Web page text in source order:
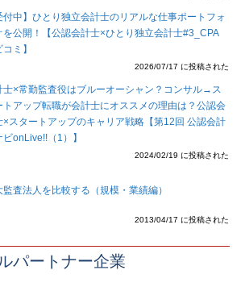
付中】ひとり独立会計士のリアルな仕事ポートフォ
を公開！【公認会計士×ひとり独立会計士#3_CPA
ミ】
2026/07/17 に投稿された
士×常勤監査役はブルーオーシャン？コンサル→ス
トアップ転職が会計士にオススメの理由は？公認会
×スタートアップのキャリア戦略【第12回 公認会計
ビonLive!!（1）】
2024/02/19 に投稿された
監査法人を比較する（規模・業績編）
2013/04/17 に投稿された
パートナー企業